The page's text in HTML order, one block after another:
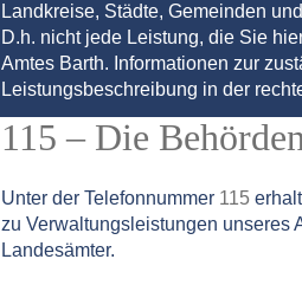
Landkreise, Städte, Gemeinden
D.h. nicht jede Leistung, die Sie
Amtes Barth. Informationen zur
Leistungsbeschreibung in der
115 – Die
Unter der Telefonnummer 115
zu Verwaltungsleistungen unseres
Landesämter.